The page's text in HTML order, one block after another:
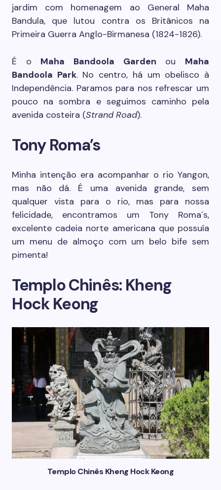
jardim com homenagem ao General Maha
Bandula, que lutou contra os Britânicos na
Primeira Guerra Anglo-Birmanesa (1824-1826).
É o Maha Bandoola Garden ou Maha
Bandoola Park. No centro, há um obelisco à
Independência. Paramos para nos refrescar um
pouco na sombra e seguimos caminho pela
avenida costeira (Strand Road).
Tony Roma’s
Minha intenção era acompanhar o rio Yangon,
mas não dá. É uma avenida grande, sem
qualquer vista para o rio, mas para nossa
felicidade, encontramos um Tony Roma´s,
excelente cadeia norte americana que possuía
um menu de almoço com um belo bife sem
pimenta!
Templo Chinês: Kheng
Hock Keong
Templo Chinês Kheng Hock Keong